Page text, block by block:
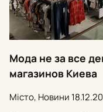
Мода не за все
магазинов Киева
Місто, Новини